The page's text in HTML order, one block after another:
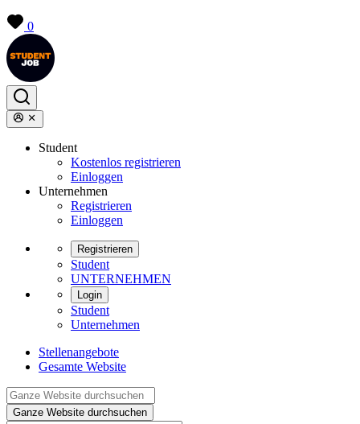
0
Student
Kostenlos registrieren
Einloggen
Unternehmen
Registrieren
Einloggen
Registrieren
Student
UNTERNEHMEN
Login
Student
Unternehmen
Stellenangebote
Gesamte Website